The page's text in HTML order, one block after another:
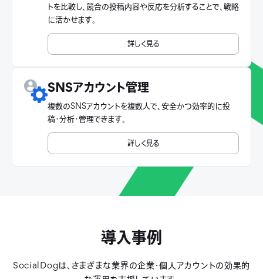
トを比較し、競合の投稿内容や反応を分析することで、戦略
に活かせます。
詳しく見る
SNSアカウント管理
複数のSNSアカウントを複数人で、安全かつ効率的に投
稿・分析・管理できます。
詳しく見る
導入事例
SocialDogは、さまざまな業界の企業・個人アカウントの効果的